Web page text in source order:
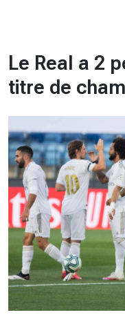
Le Real a 2
titre de